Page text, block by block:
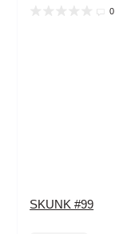
0
SKUNK #99